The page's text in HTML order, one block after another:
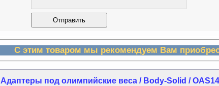
С этим товаром мы рекомендуем Вам
Адаптеры под олимпийские веса / Body-Solid / OAS14